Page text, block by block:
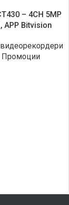
– 4CH 5MP
APP Bitvision
Промоции